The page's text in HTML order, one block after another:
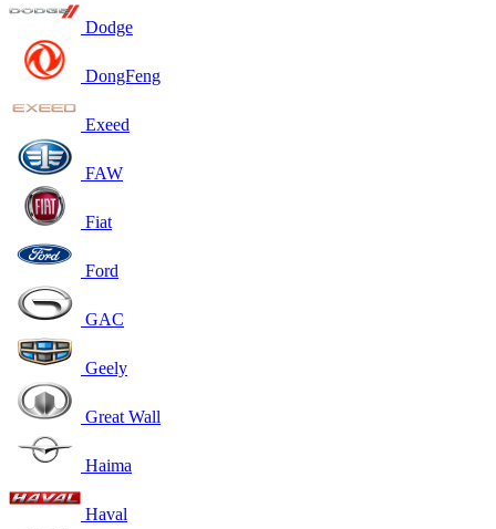
Dodge
DongFeng
Exeed
FAW
Fiat
Ford
GAC
Geely
Great Wall
Haima
Haval